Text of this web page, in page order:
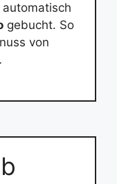
gebucht. So
von